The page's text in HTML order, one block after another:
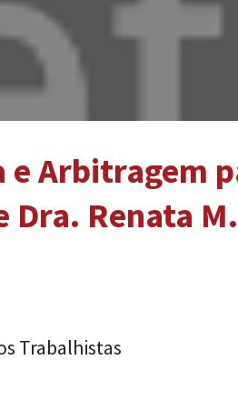
e Arbitragem
Dra. Renata
Trabalhistas